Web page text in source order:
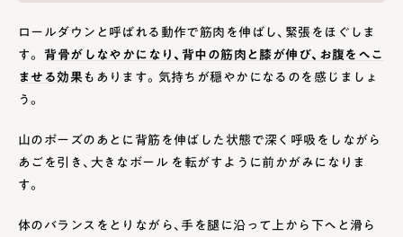
ロールダウンと呼ばれる動作で筋肉を伸ばし、緊張をほぐしま
す。背骨がしなやかになり、背中の筋肉と膝が伸び、お腹をへこ
ませる効果もあります。気持ちが穏やかになるのを感じましょ
う。
山のポーズのあとに背筋を伸ばした状態で深く呼吸をしながら
あごを引き、大きなボール を転がすように前かがみになりま
す。
体のバランスをとりながら、手を腿に沿って上から下へと滑ら